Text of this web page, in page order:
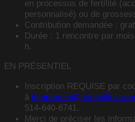
en processus de fertilité
personnalisé) ou de
Contribution demandée :
Durée : 1 rencontre par
h.
EN PRÉSENTIEL
Inscription REQUISE par
à
514-640-6741.
Merci de préciser les